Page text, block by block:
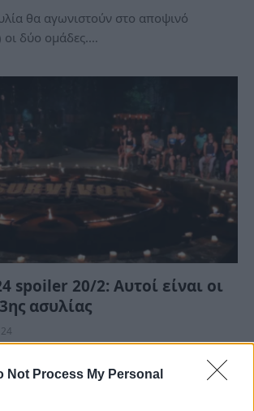
Not Process My Personal
θα αγωνιστούν στο αποψινό
οι δύο ομάδες.…
spoiler 20/2: Αυτοί είναι οι
ασυλίας
και το σημερινό συμβούλιο του
παίκτες,…